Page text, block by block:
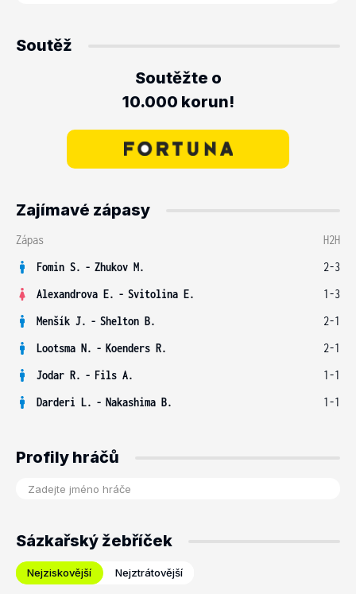
Soutěž
Soutěžte o
10.000 korun!
Zajímavé zápasy
Zápas
H2H
Fomin S. - Zhukov M.
2-3
Alexandrova E. - Svitolina E.
1-3
Menšík J. - Shelton B.
2-1
Lootsma N. - Koenders R.
2-1
Jodar R. - Fils A.
1-1
Darderi L. - Nakashima B. 1-1
Profily hráčů
Sázkařský žebříček
Nejziskovější Nejztrátovější